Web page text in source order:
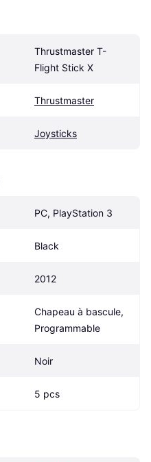
Thrustmaster T-
Flight Stick X
Thrustmaster
Joysticks
PC, PlayStation 3
Black
2012
Chapeau à bascule,
Programmable
Noir
5 pcs